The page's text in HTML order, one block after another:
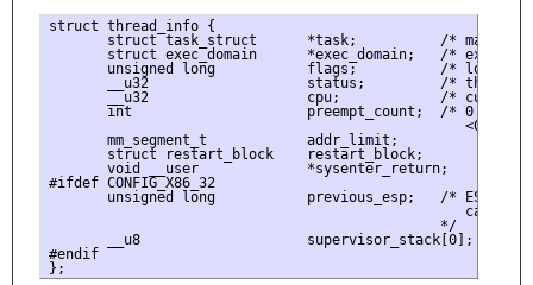
struct thread_info {
struct task_struct      *task;          /* main
struct exec_domain      *exec_domain;   /*
unsigned long           flags;          /* low
__u32                   status;         /* thread
__u32                   cpu;            /* current
int                     preempt_count;  /* 0 =>
<0 =>
       mm_segment_t            addr_limit;
       struct restart_block    restart_block;
       void __user             *sysenter_return;
#ifdef CONFIG_X86_32
unsigned long           previous_esp;   /* ESP of
case of
                                               */
       __u8                    supervisor_stack[0];
#endif